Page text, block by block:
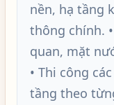
nền, hạ tầng
thông chính.
quan, mặt
• Thi công
tầng theo